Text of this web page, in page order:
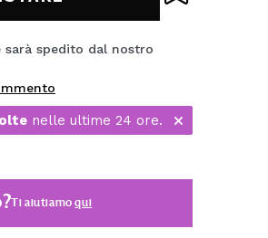
sarà spedito dal nostro
nelle ultime 24 ore.
Ti aiutiamoqui